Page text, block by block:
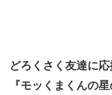
どろくさく友達に
『モッくまくんの